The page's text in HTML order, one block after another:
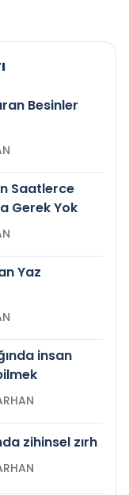
Besinler
Saatlerce
Gerek Yok
Yaz
insan
Nevzat TARHAN
zihinsel zırh
Nevzat TARHAN